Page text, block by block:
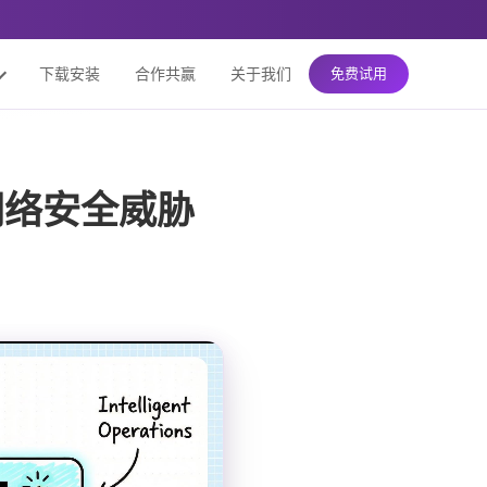
下载安装 合作共赢 关于我们 免费试用
安全威胁